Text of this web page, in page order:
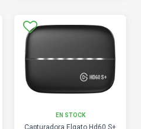
EN STOCK
Capturadora Elgato Hd60 S+